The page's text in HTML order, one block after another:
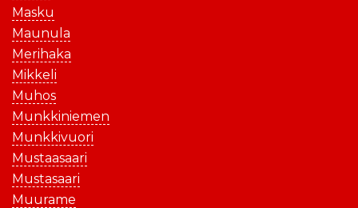
Masku
Maunula
Merihaka
Mikkeli
Muhos
Munkkiniemen
Munkkivuori
Mustaasaari
Mustasaari
Muurame